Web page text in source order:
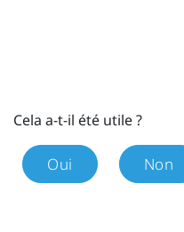
Cela a-t-il été utile ?
Oui Non